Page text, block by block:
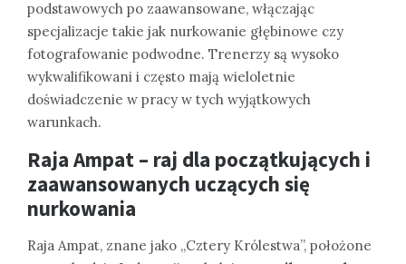
podstawowych po zaawansowane, włączając
specjalizacje takie jak nurkowanie głębinowe czy
fotografowanie podwodne. Trenerzy są wysoko
wykwalifikowani i często mają wieloletnie
doświadczenie w pracy w tych wyjątkowych
warunkach.
Raja Ampat – raj dla początkujących i
zaawansowanych uczących się
nurkowania
Raja Ampat, znane jako „Cztery Królestwa”, położone